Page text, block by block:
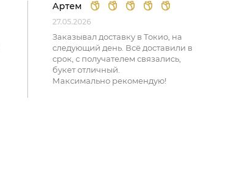
Артем
27.05.2026
Заказывал доставку в Токио, на
следующий день. Всё доставили в
срок, с получателем связались,
букет отличный.
Максимально рекомендую!